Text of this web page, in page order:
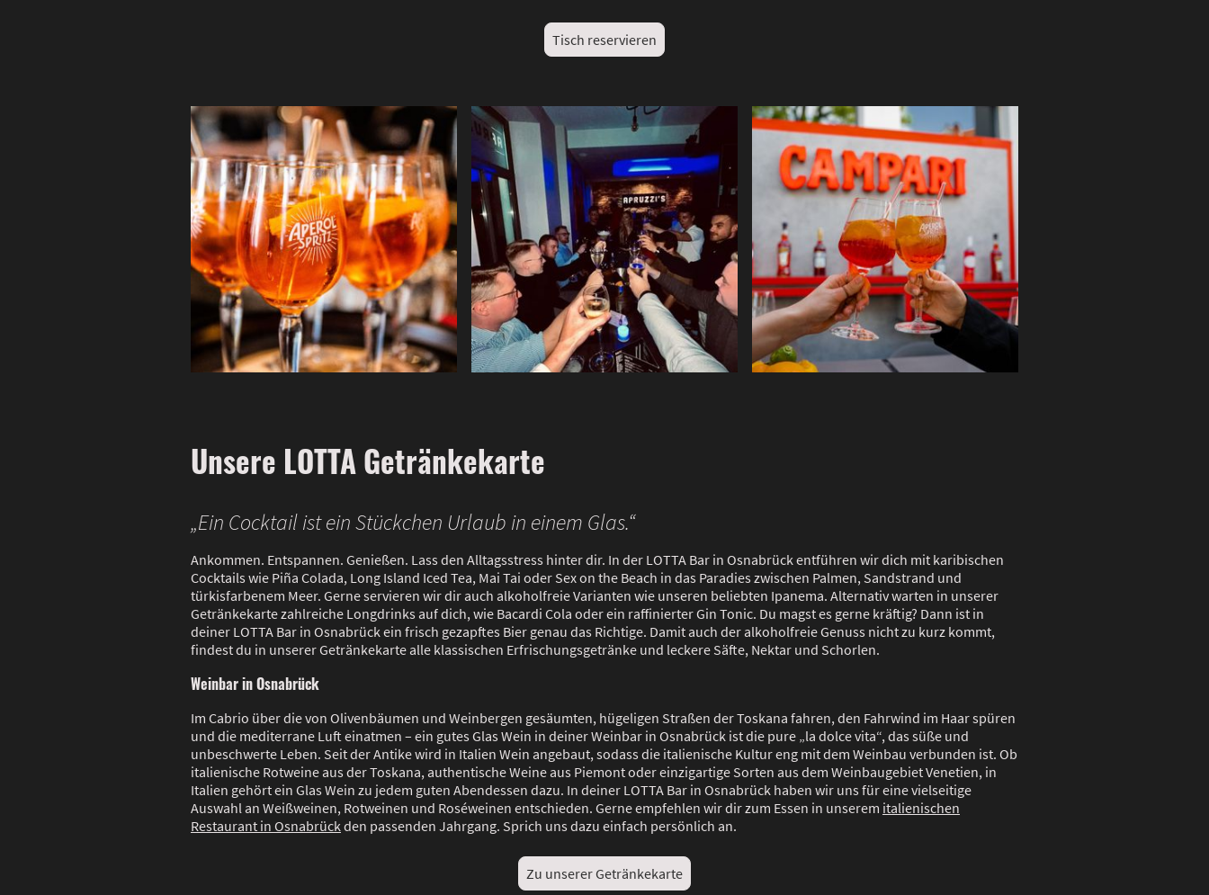
Tisch reservieren
Unsere LOTTA Getränkekarte
„Ein Cocktail ist ein Stückchen Urlaub in einem Glas.“
Ankommen. Entspannen. Genießen. Lass den Alltagsstress hinter dir. In der LOTTA Bar in Osnabrück entführen wir dich mit karibischen
Cocktails wie Piña Colada, Long Island Iced Tea, Mai Tai oder Sex on the Beach in das Paradies zwischen Palmen, Sandstrand und
türkisfarbenem Meer. Gerne servieren wir dir auch alkoholfreie Varianten wie unseren beliebten Ipanema. Alternativ warten in unserer
Getränkekarte zahlreiche Longdrinks auf dich, wie Bacardi Cola oder ein raffinierter Gin Tonic. Du magst es gerne kräftig? Dann ist in
deiner LOTTA Bar in Osnabrück ein frisch gezapftes Bier genau das Richtige. Damit auch der alkoholfreie Genuss nicht zu kurz kommt,
findest du in unserer Getränkekarte alle klassischen Erfrischungsgetränke und leckere Säfte, Nektar und Schorlen.
Weinbar in Osnabrück
Im Cabrio über die von Olivenbäumen und Weinbergen gesäumten, hügeligen Straßen der Toskana fahren, den Fahrwind im Haar spüren
und die mediterrane Luft einatmen – ein gutes Glas Wein in deiner Weinbar in Osnabrück ist die pure „la dolce vita“, das süße und
unbeschwerte Leben. Seit der Antike wird in Italien Wein angebaut, sodass die italienische Kultur eng mit dem Weinbau verbunden ist. Ob
italienische Rotweine aus der Toskana, authentische Weine aus Piemont oder einzigartige Sorten aus dem Weinbaugebiet Venetien, in
Italien gehört ein Glas Wein zu jedem guten Abendessen dazu. In deiner LOTTA Bar in Osnabrück haben wir uns für eine vielseitige
Auswahl an Weißweinen, Rotweinen und Roséweinen entschieden. Gerne empfehlen wir dir zum Essen in unserem italienischen
Restaurant in Osnabrück den passenden Jahrgang. Sprich uns dazu einfach persönlich an.
Zu unserer Getränkekarte